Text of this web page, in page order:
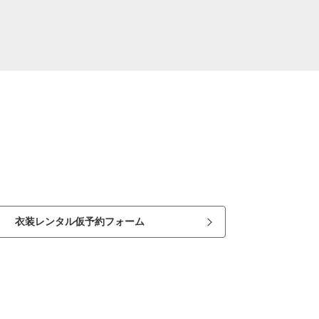
衣装レンタル仮予約フォーム